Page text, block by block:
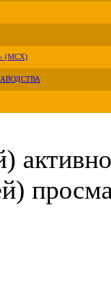
(МСХ)
активно